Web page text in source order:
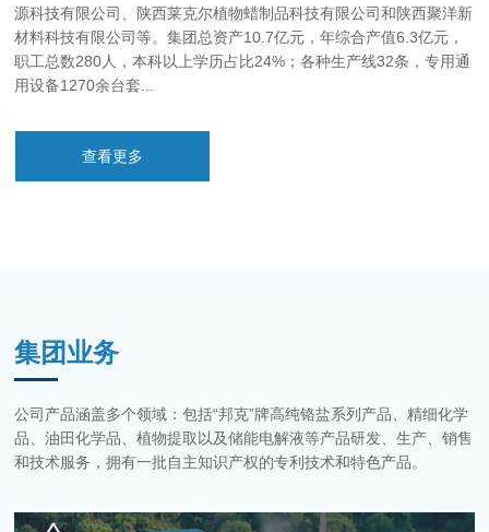
源科技有限公司、陕西莱克尔植物蜡制品科技有限公司和陕西聚洋新
材料科技有限公司等。集团总资产10.7亿元，年综合产值6.3亿元，
职工总数280人，本科以上学历占比24%；各种生产线32条，专用通
用设备1270余台套...
查看更多
集团业务
公司产品涵盖多个领域：包括“邦克”牌高纯铬盐系列产品、精细化学
品、油田化学品、植物提取以及储能电解液等产品研发、生产、销售
和技术服务，拥有一批自主知识产权的专利技术和特色产品。